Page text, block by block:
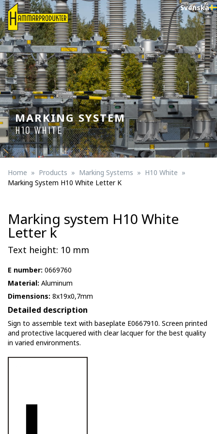
Svenska
MARKING SYSTEM
H10 WHITE
Home Products Marking Systems
H10 White
Marking System H10 White Letter K
Marking system H10 White
Letter k
Text height: 10 mm
E number: 0669760
Material: Aluminum
Dimensions: 8x19x0,7mm
Detailed description
Sign to assemble text with baseplate E0667910. Screen printed
and protective lacquered with clear lacquer for the best quality
in varied environments.